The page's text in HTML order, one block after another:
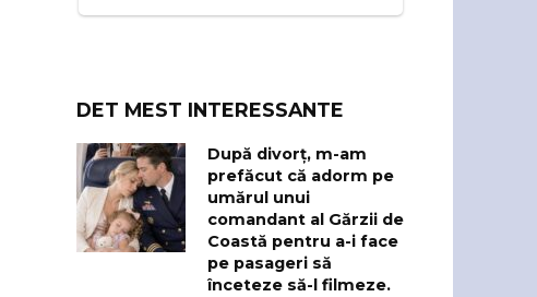
DET MEST INTERESSANTE
După divorț, m-am
prefăcut că adorm pe
umărul unui
comandant al Gărzii de
Coastă pentru a-i face
pe pasageri să
înceteze să-l filmeze.